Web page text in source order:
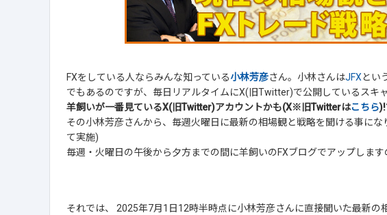
FXをしている人ならみんな知っている小林芳彦さん。小林さんはJFXとい
でもあるのですが、毎日リアルタイムにX(旧Twitter)で公開しているスキ
羊飼いが一番見ているX(旧Twitter)アカウントかも(X※旧Twitterはこちら
その小林芳彦さんから、毎週火曜日に最新の相場観と戦略を聞ける事に
て実施)
毎週・火曜日の午後から夕方までの間に羊飼いのFXブログでアップしま
それでは、 2025年7月1日12時半時点に小林芳彦さんに直接聞いた最新の